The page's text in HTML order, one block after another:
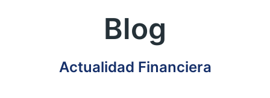
Blog
Actualidad Financiera